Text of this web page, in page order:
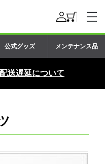
公式グッズ メンテナンス品
送遅延について